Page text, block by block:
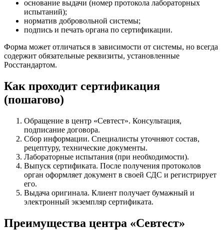
основание выдачи (номер протокола лабораторных
испытаний);
норматив добровольной системы;
подпись и печать органа по сертификации.
Форма может отличаться в зависимости от системы, но всегда
содержит обязательные реквизиты, установленные
Росстандартом.
Как проходит сертификация
(пошагово)
Обращение в центр «Севтест». Консультация,
подписание договора.
Сбор информации. Специалисты уточняют состав,
рецептуру, технические документы.
Лабораторные испытания (при необходимости).
Выпуск сертификата. После получения протоколов
орган оформляет документ в своей СДС и регистрирует
его.
Выдача оригинала. Клиент получает бумажный и
электронный экземпляр сертификата.
Преимущества центра «Севтест»